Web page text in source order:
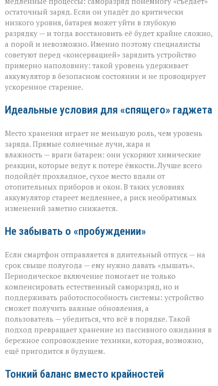
остаточный заряд. Если он упадёт до критически
низкого уровня, батарея может уйти в глубокую
разрядку — и тогда восстановить её будет крайне сложно,
а порой и невозможно. Именно поэтому специалисты
советуют перед «консервацией» зарядить устройство
примерно наполовину: такой уровень удерживает
аккумулятор в безопасном состоянии и не провоцирует
ускоренное старение.
Идеальные условия для «спящего» гаджета
Место хранения играет не меньшую роль, чем уровень
заряда. Прямые солнечные лучи, жара и
влажность — враги батареи: они ускоряют химические
реакции, которые ведут к потере ёмкости. Лучше всего
подойдёт прохладное, сухое место вдали от
отопительных приборов и окон. В таких условиях
аккумулятор стареет медленнее, а риск необратимых
изменений заметно снижается.
Не забывать о «пробуждении»
Если смартфон отправляется в длительный отпуск — на
срок свыше полугода — ему нужно давать «дышать».
Периодическое включение помогает не только
компенсировать естественный саморазряд, но и
поддерживать работоспособность системы: устройство
сможет получить важные обновления, а
пользователь — убедиться, что всё в порядке. Такой
подход превращает хранение из пассивного ожидания в
бережное сопровождение техники, которая, возможно,
ещё пригодится в будущем.
Тонкий баланс вместо крайностей